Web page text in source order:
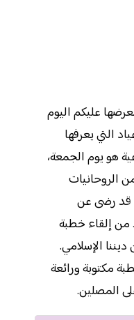
عليكم اليوم
التي يعرفها
هو يوم الجمعة،
الروحانيات
قد رضى عن
من إلقاء خطبة
الإسلامي.
مكتوبة ورائعة
المصلين.